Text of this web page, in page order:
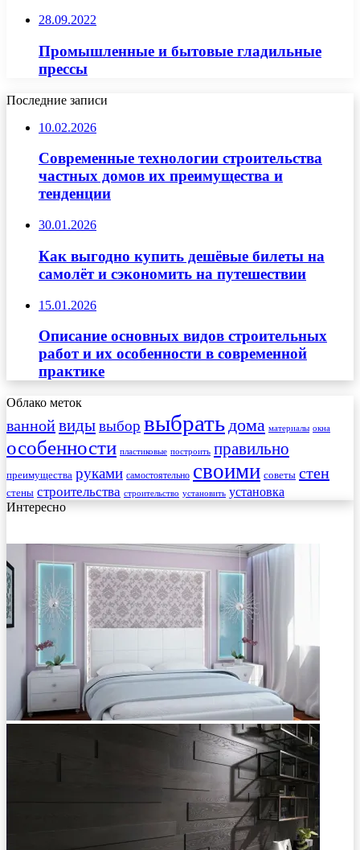
28.09.2022
Промышленные и бытовые гладильные
прессы
Последние записи
10.02.2026
Современные технологии строительства
частных домов их преимущества и
тенденции
30.01.2026
Как выгодно купить дешёвые билеты на
самолёт и сэкономить на путешествии
15.01.2026
Описание основных видов строительных
работ и их особенности в современной
практике
Облако меток
ваннойвидывыбор выбратьдома материалы окна
особенности пластиковые построить правильно
преимущества руками самостоятельно своими советы стен
стены строительства строительство установить установка
Интересно